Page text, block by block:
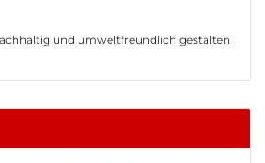
und umweltfreundlich gestalten